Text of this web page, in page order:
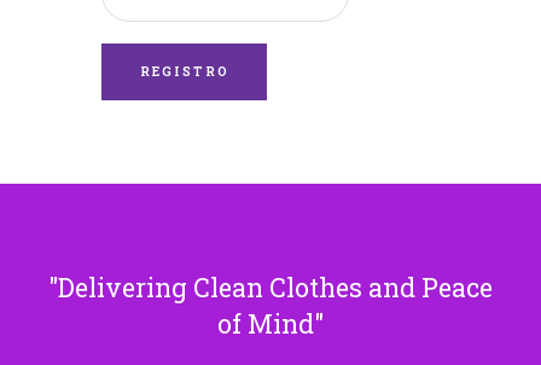
Delivering Clean Clothes and Peace
of Mind